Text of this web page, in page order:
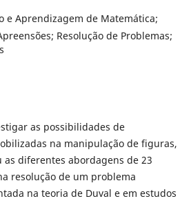
e Aprendizagem de Matemática;
Resolução de Problemas;
as possibilidades de
na manipulação de figuras,
as diferentes abordagens de 23
resolução de um problema
na teoria de Duval e em estudos